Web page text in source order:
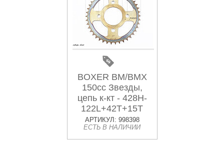
BOXER BM/BMX
150cc Звезды,
цепь к-кт - 428H-
122L+42T+15T
"каленая"
АРТИКУЛ: 998398
ЕСТЬ В НАЛИЧИИ